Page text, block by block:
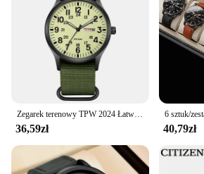
36,59zł 40,79zł